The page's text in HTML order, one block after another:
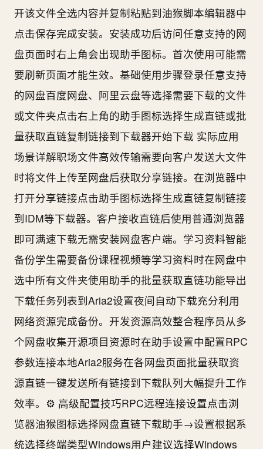
开该文件全选内容并复制粘贴到油猴脚本编辑器中
点击保存完成安装。安装成功后访问任意支持的网
盘页面时右上角会出现助手图标。首次使用可能需
要刷新页面才能生效。基础使用步骤登录任意支持
的网盘百度网盘、阿里云盘等选择需要下载的文件
或文件夹点击右上角的助手图标选择生成直链或批
量获取直链复制链接到下载器开始下载 实际应用
场景详解职场文件高效传输需要向客户发送大文件
时将文件上传至网盘后获取分享链接。在浏览器中
打开分享链接点击助手图标选择生成直链复制链接
到IDM等下载器。客户接收直链后使用普通浏览器
即可满速下载无需安装网盘客户端。学习资料智能
备份学生需要备份课程视频等学习资料时在网盘中
选中所有文件夹使用助手的批量获取直链功能导出
下载任务列表到Aria2设置夜间自动下载充分利用
网络资源完成备份。开发资源高效整合程序员从多
个网盘收集开源项目资源时在助手设置中配置RPC
参数连接本地Aria2服务在各网盘页面批量获取资
源直链一键发送所有链接到下载队列大幅提升工作
效率。⚙️ 高级配置技巧RPC远程连接设置点击浏
览器油猴图标选择网盘直链下载助手→设置根据系
统选择终端类型Windows用户建议选择Windows